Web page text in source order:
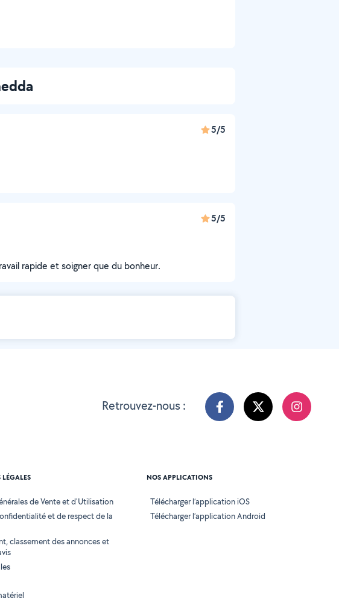
5/5
5/5
rapide et soigner que du bonheur.
Retrouvez-nous :
de Vente et d'Utilisation
et de respect de la
classement des annonces et
NOS APPLICATIONS
Télécharger l’application iOS
Télécharger l’application Android